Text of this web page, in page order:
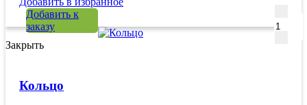
Добавить к
заказу
Закрыть
Кольцо